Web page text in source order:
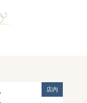
店内